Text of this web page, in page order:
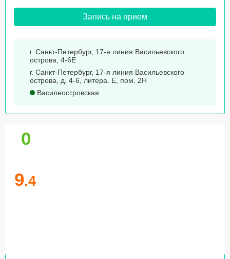
Запись на прием
г. Санкт-Петербург, 17-я линия Васильевского
острова, 4-6Е
г. Санкт-Петербург, 17-я линия Васильевского
острова, д. 4-6, литера. Е, пом. 2Н
Василеостровская
0
9.4